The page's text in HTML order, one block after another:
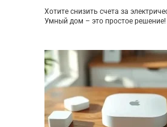
Хотите снизить счета за
Умный дом – это простое решение!